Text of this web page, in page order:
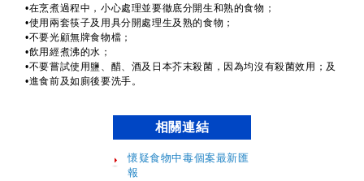
•在烹煮過程中，小心處理並要徹底分開生和熟的食物；
•使用兩套筷子及用具分開處理生及熟的食物；
•不要光顧無牌食物檔；
•飲用經煮沸的水；
•不要嘗試使用鹽、醋、酒及日本芥末殺菌，因為均沒有殺菌效用；及
•進食前及如廁後要洗手。
相關連結
懷疑食物中毒個案最新匯
報